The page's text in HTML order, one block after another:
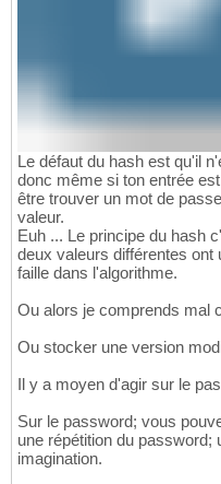
Le défaut du hash est qu'il
donc même si ton entrée
être trouver un mot de
valeur.
Euh ... Le principe du hash
deux valeurs différentes
faille dans l'algorithme.
Ou alors je comprends mal
Ou stocker une version
Il y a moyen d'agir sur le
Sur le password; vous
une répétition du password;
imagination.